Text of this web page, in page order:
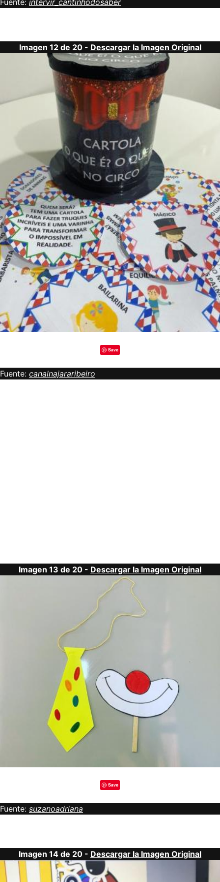
Fuente: intervir_cantinhodosaber
Imagen 12 de 20 - Descargar la Imagen Original
Save
Fuente: canalnajararibeiro
Imagen 13 de 20 - Descargar la Imagen Original
Save
Fuente: suzanoadriana
Imagen 14 de 20 - Descargar la Imagen Original